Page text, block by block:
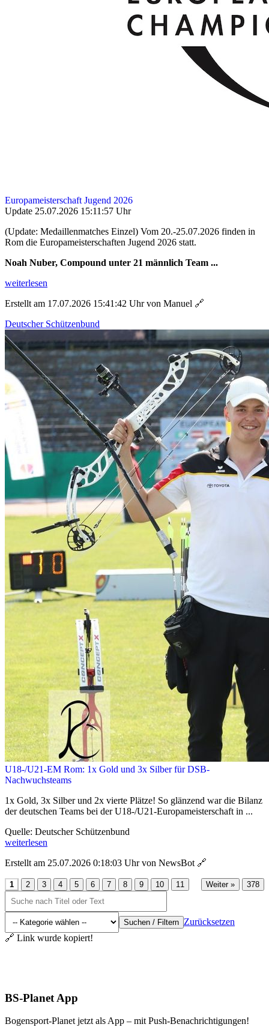
Europameisterschaft Jugend 2026
Update 25.07.2026 15:11:57 Uhr
(Update: Medaillenmatches Einzel) Vom 20.-25.07.2026 finden in
Rom die Europameisterschaften Jugend 2026 statt.
Noah Nuber, Compound unter 21 männlich Team ...
weiterlesen
Erstellt am 17.07.2026 15:41:42 Uhr von Manuel 🔗
Deutscher Schützenbund
U18-/U21-EM Rom: 1x Gold und 3x Silber für DSB-
Nachwuchsteams
1x Gold, 3x Silber und 2x vierte Plätze! So glänzend war die Bilanz
der deutschen Teams bei der U18-/U21-Europameisterschaft in ...
Quelle: Deutscher Schützenbund
weiterlesen
Erstellt am 25.07.2026 0:18:03 Uhr von NewsBot 🔗
1 2 3 4 5 6 7 8 9 10 11 Weiter » 378
Suchen / Filtern Zurücksetzen
🔗 Link wurde kopiert!
BS-Planet App
Bogensport-Planet jetzt als App – mit Push-Benachrichtigungen!